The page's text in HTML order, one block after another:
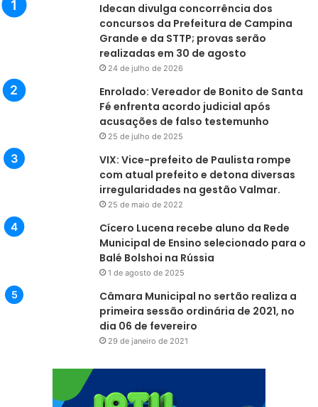
Idecan divulga concorrência dos
concursos da Prefeitura de Campina
Grande e da STTP; provas serão
realizadas em 30 de agosto
24 de julho de 2026
Enrolado: Vereador de Bonito de Santa
Fé enfrenta acordo judicial após
acusações de falso testemunho
25 de julho de 2025
VIX: Vice-prefeito de Paulista rompe
com atual prefeito e detona diversas
irregularidades na gestão Valmar.
25 de maio de 2022
Cícero Lucena recebe aluno da Rede
Municipal de Ensino selecionado para o
Balé Bolshoi na Rússia
1 de agosto de 2025
Câmara Municipal no sertão realiza a
primeira sessão ordinária de 2021, no
dia 06 de fevereiro
29 de janeiro de 2021